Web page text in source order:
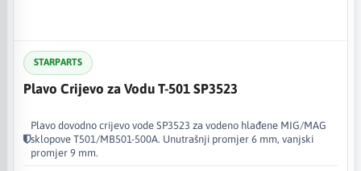
STARPARTS
Plavo Crijevo za Vodu T-501 SP3523
Plavo dovodno crijevo vode SP3523 za vodeno hlađene MIG/MAG
sklopove T501/MB501-500A. Unutrašnji promjer 6 mm, vanjski
promjer 9 mm.